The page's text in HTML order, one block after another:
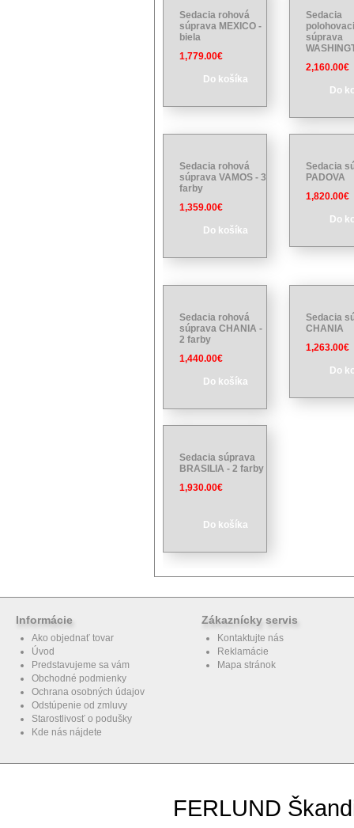
Sedacia rohová
súprava MEXICO -
biela
1,779.00€
Do košíka
Sedacia
súprava
2,160.00€
Do
Sedacia rohová
súprava VAMOS - 3
farby
1,359.00€
Do košíka
Sedacia
PADOVA
1,820.00€
Do
Sedacia rohová
súprava CHANIA -
2 farby
1,440.00€
Do košíka
Sedacia
CHANIA
1,263.00€
Do
Sedacia súprava
BRASILIA - 2 farby
1,930.00€
Do košíka
Informácie
Ako objednať tovar
Úvod
Predstavujeme sa vám
Obchodné podmienky
Ochrana osobných údajov
Odstúpenie od zmluvy
Starostlivosť o podušky
Kde nás nájdete
Zákaznícky servis
Kontaktujte nás
Reklamácie
Mapa stránok
FERLUND